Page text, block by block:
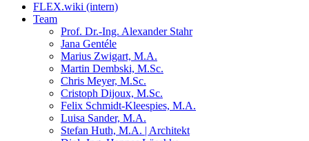
FLEX.wiki (intern)
Team
Prof. Dr.-Ing. Alexander Stahr
Jana Gentéle
Marius Zwigart, M.A.
Martin Dembski, M.Sc.
Chris Meyer, M.Sc.
Cristoph Dijoux, M.Sc.
Felix Schmidt-Kleespies, M.A.
Luisa Sander, M.A.
Stefan Huth, M.A. | Architekt